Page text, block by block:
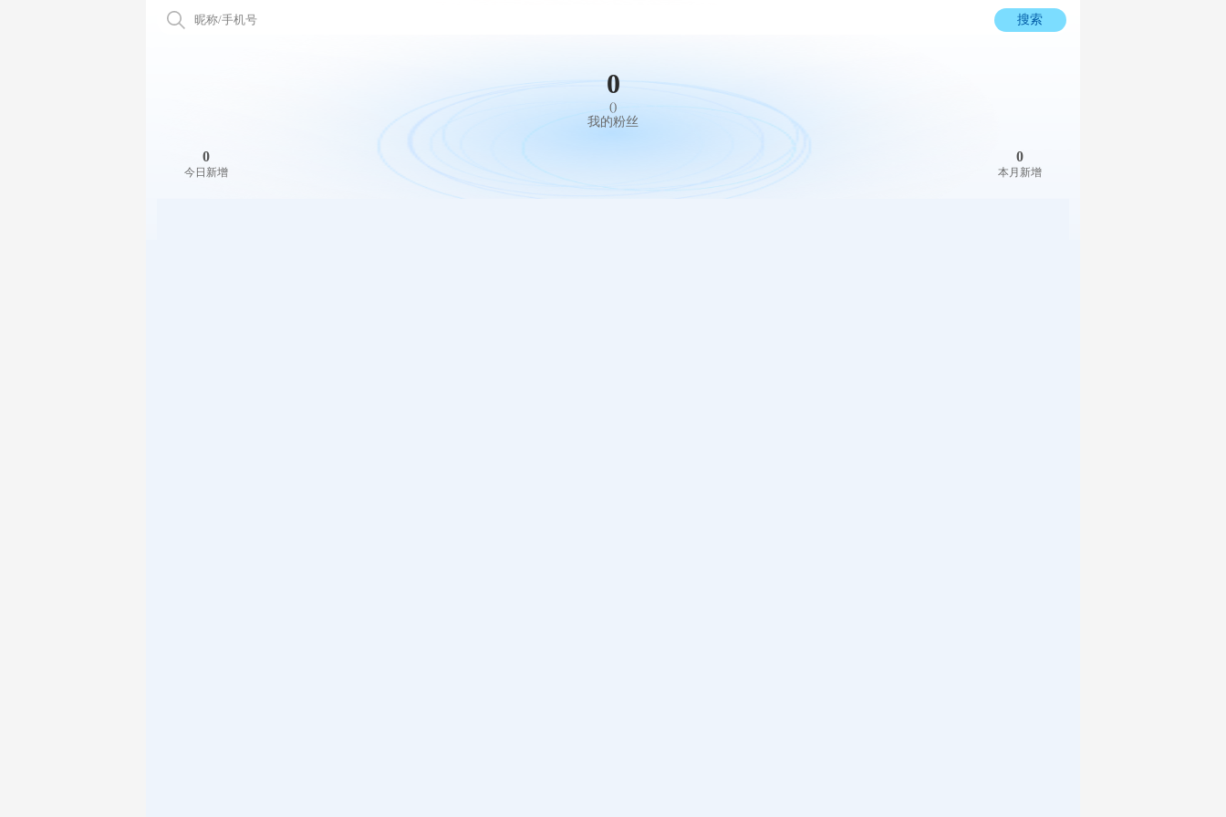
昵称/手机号 搜索
0
()
我的粉丝
0
今日新增
0
本月新增